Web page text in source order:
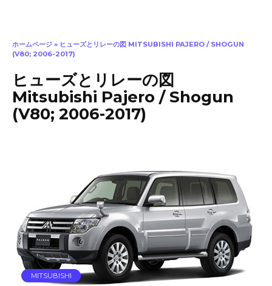
ホームページ » ヒューズとリレーの図 MITSUBISHI PAJERO / SHOGUN
(V80; 2006-2017)
ヒューズとリレーの図
Mitsubishi Pajero / Shogun
(V80; 2006-2017)
MITSUBISHI